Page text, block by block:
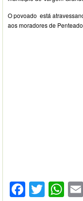
O povoado está
aos moradores de